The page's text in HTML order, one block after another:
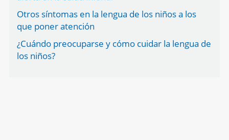
Otros síntomas en la lengua de los niños a los
que poner atención
¿Cuándo preocuparse y cómo cuidar la lengua de
los niños?